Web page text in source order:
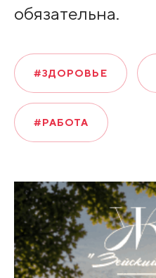
обязательна.
#ЗДОРОВЬЕ
#РАБОТА